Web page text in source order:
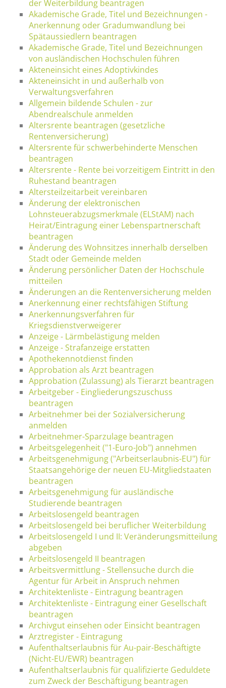
der Weiterbildung beantragen
Akademische Grade, Titel und Bezeichnungen -
Anerkennung oder Gradumwandlung bei
Spätaussiedlern beantragen
Akademische Grade, Titel und Bezeichnungen
von ausländischen Hochschulen führen
Akteneinsicht eines Adoptivkindes
Akteneinsicht in und außerhalb von
Verwaltungsverfahren
Allgemein bildende Schulen - zur
Abendrealschule anmelden
Altersrente beantragen (gesetzliche
Rentenversicherung)
Altersrente für schwerbehinderte Menschen
beantragen
Altersrente - Rente bei vorzeitigem Eintritt in den
Ruhestand beantragen
Altersteilzeitarbeit vereinbaren
Änderung der elektronischen
Lohnsteuerabzugsmerkmale (ELStAM) nach
Heirat/Eintragung einer Lebenspartnerschaft
beantragen
Änderung des Wohnsitzes innerhalb derselben
Stadt oder Gemeinde melden
Änderung persönlicher Daten der Hochschule
mitteilen
Änderungen an die Rentenversicherung melden
Anerkennung einer rechtsfähigen Stiftung
Anerkennungsverfahren für
Kriegsdienstverweigerer
Anzeige - Lärmbelästigung melden
Anzeige - Strafanzeige erstatten
Apothekennotdienst finden
Approbation als Arzt beantragen
Approbation (Zulassung) als Tierarzt beantragen
Arbeitgeber - Eingliederungszuschuss
beantragen
Arbeitnehmer bei der Sozialversicherung
anmelden
Arbeitnehmer-Sparzulage beantragen
Arbeitsgelegenheit ("1-Euro-Job") annehmen
Arbeitsgenehmigung ("Arbeitserlaubnis-EU") für
Staatsangehörige der neuen EU-Mitgliedstaaten
beantragen
Arbeitsgenehmigung für ausländische
Studierende beantragen
Arbeitslosengeld beantragen
Arbeitslosengeld bei beruflicher Weiterbildung
Arbeitslosengeld I und II: Veränderungsmitteilung
abgeben
Arbeitslosengeld II beantragen
Arbeitsvermittlung - Stellensuche durch die
Agentur für Arbeit in Anspruch nehmen
Architektenliste - Eintragung beantragen
Architektenliste - Eintragung einer Gesellschaft
beantragen
Archivgut einsehen oder Einsicht beantragen
Arztregister - Eintragung
Aufenthaltserlaubnis für Au-pair-Beschäftigte
(Nicht-EU/EWR) beantragen
Aufenthaltserlaubnis für qualifizierte Geduldete
zum Zweck der Beschäftigung beantragen